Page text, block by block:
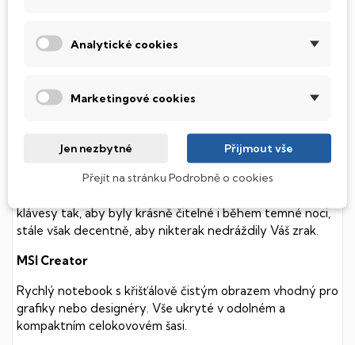
diskem, který na rozdíl od starších magnetických HDD
k mechanickému poškození. Díky použití elektronické
klávesy tak, aby byly krásně čitelné i během temné noci,
stále však decentně, aby nikterak nedráždily Váš zrak.
MSI Creator
Rychlý notebook s křišťálově čistým obrazem vhodný pro
grafiky nebo designéry. Vše ukryté v odolném a
kompaktním celokovovém šasi.
Analytické cookies
Marketingové cookies
Jen nezbytné Přijmout vše
Přejít na stránku Podrobně o cookies